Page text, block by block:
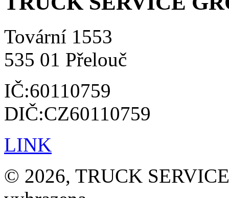
Tovární 1553
535 01 Přelouč
IČ:60110759
DIČ:CZ60110759
LINK
© 2026, TRUCK